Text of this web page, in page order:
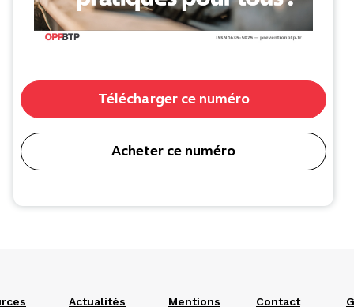
Télécharger ce numéro
Acheter ce numéro
Actualités
Mentions
Contact